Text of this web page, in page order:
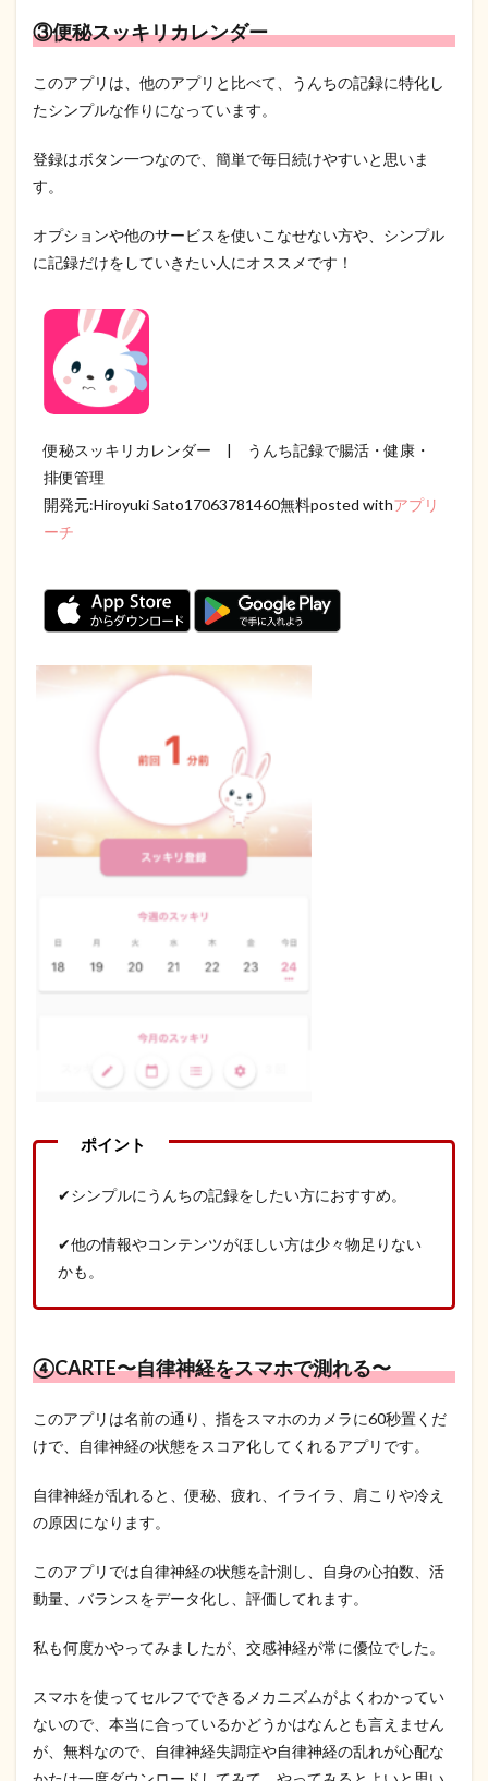
③便秘スッキリカレンダー
このアプリは、他のアプリと比べて、うんちの記録に特化し
たシンプルな作りになっています。
登録はボタン一つなので、簡単で毎日続けやすいと思いま
す。
オプションや他のサービスを使いこなせない方や、シンプル
に記録だけをしていきたい人にオススメです！
便秘スッキリカレンダー | うんち記録で腸活・健康・
排便管理
開発元:Hiroyuki Sato17063781460無料posted withアプリ
ーチ
✔シンプルにうんちの記録をしたい方におすすめ。
✔他の情報やコンテンツがほしい方は少々物足りない
かも。
④CARTE〜自律神経をスマホで測れる〜
このアプリは名前の通り、指をスマホのカメラに60秒置くだ
けで、自律神経の状態をスコア化してくれるアプリです。
自律神経が乱れると、便秘、疲れ、イライラ、肩こりや冷え
の原因になります。
このアプリでは自律神経の状態を計測し、自身の心拍数、活
動量、バランスをデータ化し、評価してれます。
私も何度かやってみましたが、交感神経が常に優位でした。
スマホを使ってセルフでできるメカニズムがよくわかってい
ないので、本当に合っているかどうかはなんとも言えません
が、無料なので、自律神経失調症や自律神経の乱れが心配な